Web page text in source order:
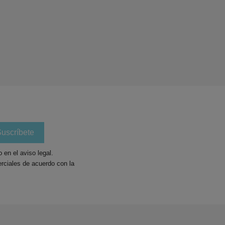
el aviso legal.
de acuerdo con la